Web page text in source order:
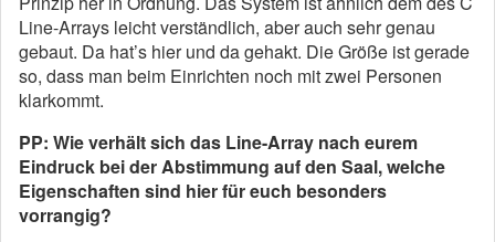
Line-Arrays leicht verständlich, aber auch sehr genau
gebaut. Da hat’s hier und da gehakt. Die Größe ist gerade
so, dass man beim Einrichten noch mit zwei Personen
klarkommt.
PP: Wie verhält sich das Line-Array nach eurem
Eindruck bei der Abstimmung auf den Saal, welche
Eigenschaften sind hier für euch besonders
vorrangig?